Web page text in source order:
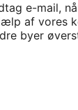
e-mail,
af vores
byer